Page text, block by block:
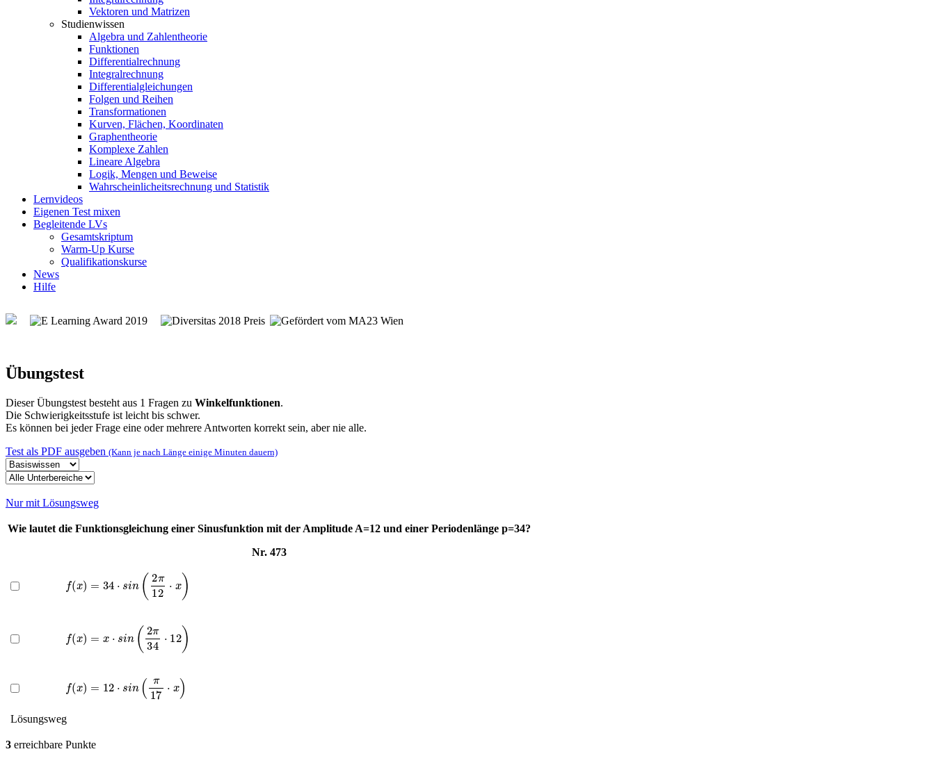
Vektoren und Matrizen
Studienwissen
Algebra und Zahlentheorie
Funktionen
Differentialrechnung
Integralrechnung
Differentialgleichungen
Folgen und Reihen
Transformationen
Kurven, Flächen, Koordinaten
Graphentheorie
Komplexe Zahlen
Lineare Algebra
Logik, Mengen und Beweise
Wahrscheinlicheitsrechnung und Statistik
Lernvideos
Eigenen Test mixen
Begleitende LVs
Gesamtskriptum
Warm-Up Kurse
Qualifikationskurse
News
Hilfe
Übungstest
Dieser Übungstest besteht aus 1 Fragen zu Winkelfunktionen.
Die Schwierigkeitsstufe ist leicht bis schwer.
Es können bei jeder Frage eine oder mehrere Antworten korrekt sein, aber nie alle.
Test als PDF ausgeben (Kann je nach Länge einige Minuten dauern)
Nur mit Lösungsweg
Wie lautet die Funktionsgleichung einer Sinusfunktion mit der Amplitude A=12 und einer Periodenlänge p=34?
Nr. 473
( 34 n 2π 12⋅
( n 2π 34⋅ 12 )
( =12 n π17⋅
Lösungsweg
3 erreichbare Punkte